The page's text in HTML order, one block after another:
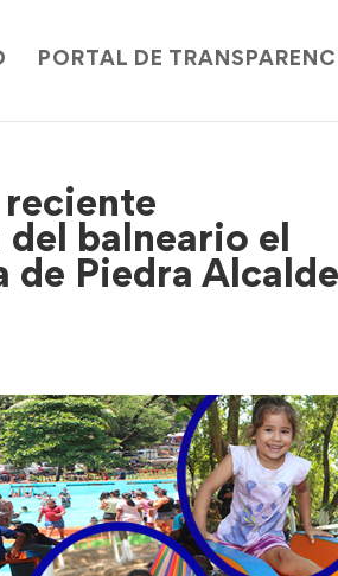
PORTAL DE
reciente
balneario el
de Piedra